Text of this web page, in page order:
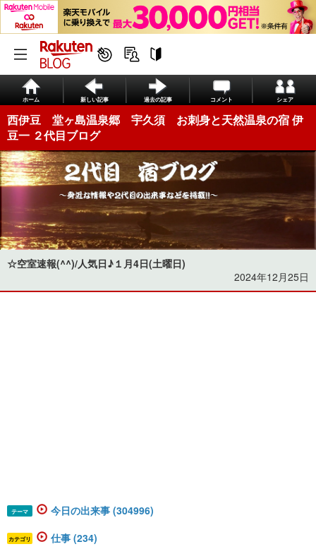
ホーム 新しい記事 過去の記事 コメント シェア
西伊豆 堂ヶ島温泉郷 宇久須 お刺身と天然温泉の宿 伊
豆一 ２代目ブログ
☆空室速報(^^)/人気日♪１月4日(土曜日)
2024年12月25日
テーマ 今日の出来事 (304996)
カテゴリ 仕事 (234)